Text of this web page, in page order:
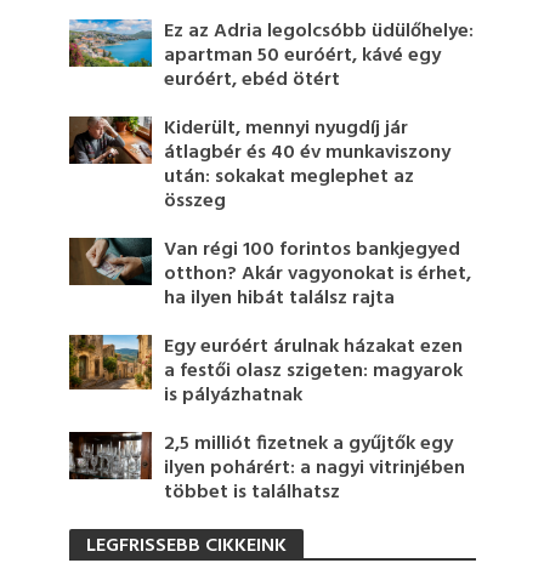
Ez az Adria legolcsóbb üdülőhelye:
apartman 50 euróért, kávé egy
euróért, ebéd ötért
Kiderült, mennyi nyugdíj jár
átlagbér és 40 év munkaviszony
után: sokakat meglephet az
összeg
Van régi 100 forintos bankjegyed
otthon? Akár vagyonokat is érhet,
ha ilyen hibát találsz rajta
Egy euróért árulnak házakat ezen
a festői olasz szigeten: magyarok
is pályázhatnak
2,5 milliót fizetnek a gyűjtők egy
ilyen pohárért: a nagyi vitrinjében
többet is találhatsz
LEGFRISSEBB CIKKEINK